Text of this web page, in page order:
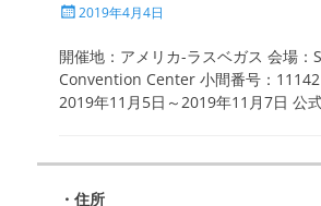
投
日
2019年4月4日
開催地：アメリカ-ラスベガス 会場：
Convention Center 小間番号：11142
2019年11月5日～2019年11月7日 公
・住所